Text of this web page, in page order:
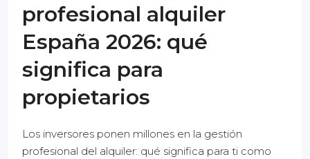
profesional alquiler
España 2026: qué
significa para
propietarios
Los inversores ponen millones en la gestión
profesional del alquiler: qué significa para ti como